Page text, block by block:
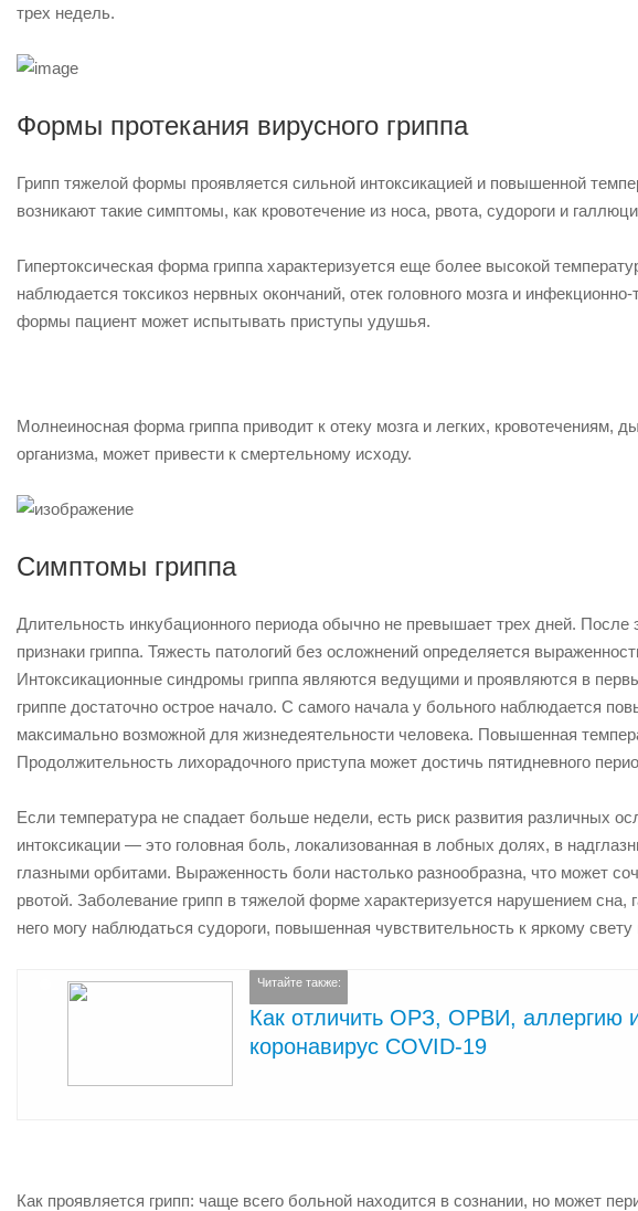
трех недель.
Формы протекания вирусного гриппа
Грипп тяжелой формы проявляется сильной интоксикацией и повышенной
возникают такие симптомы, как кровотечение из носа, рвота, судороги и
Гипертоксическая форма гриппа характеризуется еще более высокой
наблюдается токсикоз нервных окончаний, отек головного мозга и
формы пациент может испытывать приступы удушья.
Молнеиносная форма гриппа приводит к отеку мозга и легких, кровотечениям,
организма, может привести к смертельному исходу.
Симптомы гриппа
Длительность инкубационного периода обычно не превышает трех дней. После
признаки гриппа. Тяжесть патологий без осложнений определяется
Интоксикационные синдромы гриппа являются ведущими и проявляются в
гриппе достаточно острое начало. С самого начала у больного наблюдается
максимально возможной для жизнедеятельности человека. Повышенная
Продолжительность лихорадочного приступа может достичь пятидневного
Если температура не спадает больше недели, есть риск развития различных
интоксикации — это головная боль, локализованная в лобных долях, в
глазными орбитами. Выраженность боли настолько разнообразна, что может
рвотой. Заболевание грипп в тяжелой форме характеризуется нарушением
него могу наблюдаться судороги, повышенная чувствительность к яркому
Читайте также:
Как отличить ОРЗ, ОРВИ, аллергию
коронавирус COVID-19
Как проявляется грипп: чаще всего больной находится в сознании, но может